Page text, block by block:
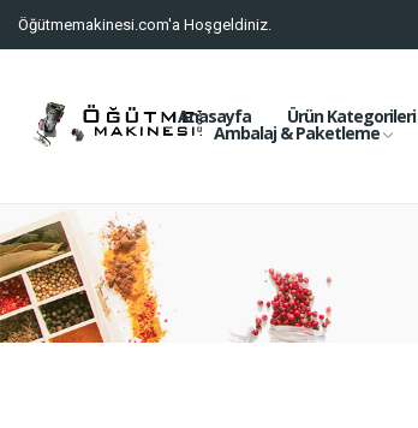
Öğütmemakinesi.com'a Hoşgeldiniz.
Anasayfa Ürün Kategorileri
Ambalaj & Paketleme